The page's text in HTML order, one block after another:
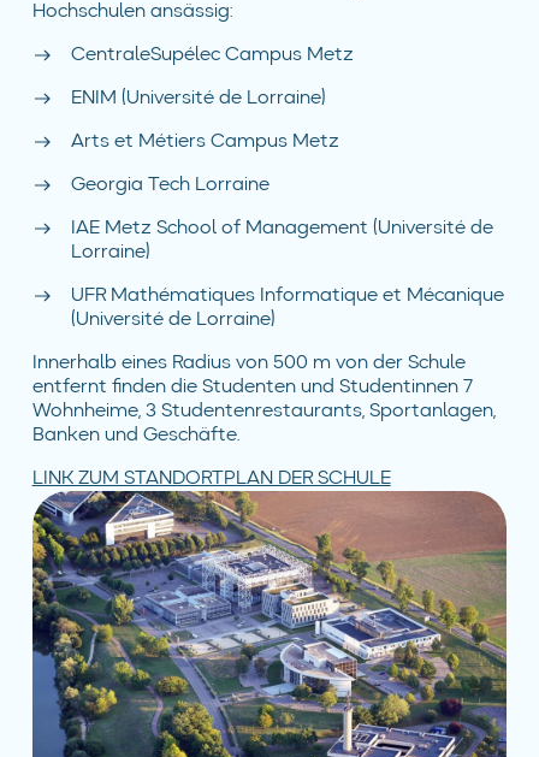
Hochschulen ansässig:
CentraleSupélec Campus Metz
ENIM (Université de Lorraine)
Arts et Métiers Campus Metz
Georgia Tech Lorraine
IAE Metz School of Management (Université de
Lorraine)
UFR Mathématiques Informatique et Mécanique
(Université de Lorraine)
Innerhalb eines Radius von 500 m von der Schule
entfernt finden die Studenten und Studentinnen 7
Wohnheime, 3 Studentenrestaurants, Sportanlagen,
Banken und Geschäfte.
LINK ZUM STANDORTPLAN DER SCHULE